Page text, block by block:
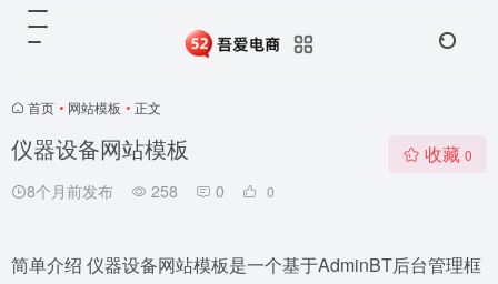
首页 • 网站模板 • 正文
仪器设备网站模板
8个月前发布 258 0 0
收藏 0
简单介绍 仪器设备网站模板是一个基于AdminBT后台管理框